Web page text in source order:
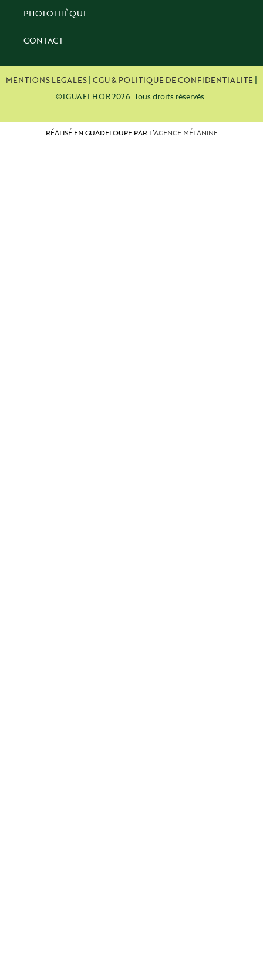
PHOTOTHÈQUE
CONTACT
MENTIONS LEGALES | CGU & POLITIQUE DE CONFIDENTIALITE |
©IGUAFLHOR 2026. Tous droits réservés.
RÉALISÉ EN GUADELOUPE PAR L’AGENCE MÉLANINE